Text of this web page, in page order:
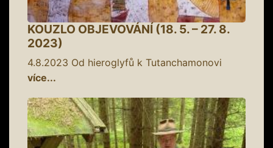
KOUZLO OBJEVOVÁNÍ (18. 5. – 27. 8.
2023)
4.8.2023 Od hieroglyfů k Tutanchamonovi
více...